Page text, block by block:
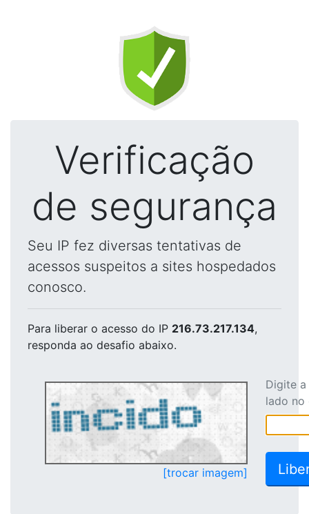
Verificação
de segurança
Seu IP fez diversas tentativas de
acessos suspeitos a sites hospedados
conosco.
Para liberar o acesso do IP 216.73.217.134,
responda ao desafio abaixo.
[trocar imagem]
Digite
lado no